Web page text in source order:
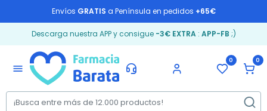
Envíos GRATIS a Península en pedidos +65€
Descarga nuestra APP y consigue -3€ EXTRA: APP-FB ;)
menu
0 0